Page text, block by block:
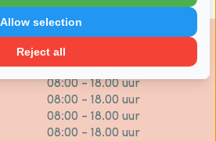
08:00 - 18.00 uur
08:00 - 18.00 uur
08:00 - 18.00 uur
08:00 - 18.00 uur
08:00 - 18.00 uur
Reject all
Allow selection